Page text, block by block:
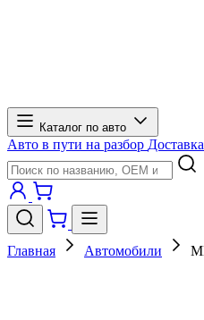
Каталог по авто
Авто в пути на разбор
Главная Автомобили